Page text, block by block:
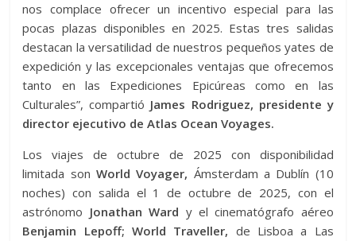
nos complace ofrecer un incentivo especial para las
pocas plazas disponibles en 2025. Estas tres salidas
destacan la versatilidad de nuestros pequeños yates de
expedición y las excepcionales ventajas que ofrecemos
tanto en las Expediciones Epicúreas como en las
Culturales”, compartió James Rodriguez, presidente y
director ejecutivo de Atlas Ocean Voyages.
Los viajes de octubre de 2025 con disponibilidad
limitada sonWorld Voyager, Ámsterdam a Dublín (10
noches) con salida el 1 de octubre de 2025, con el
astrónomo Jonathan Ward y el cinematógrafo aéreo
Benjamin Lepoff; World Traveller, de Lisboa a Las